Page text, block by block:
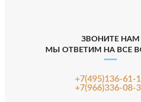
ЗВОНИТЕ НАМ
МЫ ОТВЕТИМ НА ВСЕ
+7(495)136-61-
+7(966)336-08-